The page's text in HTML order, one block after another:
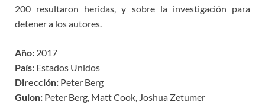
200 resultaron heridas, y sobre la investigación para
detener a los autores.
Año: 2017
País: Estados Unidos
Dirección: Peter Berg
Guion: Peter Berg, Matt Cook, Joshua Zetumer